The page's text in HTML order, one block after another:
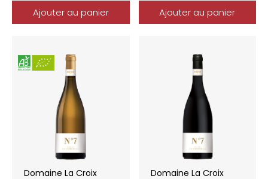
Ajouter au panier Ajouter au panier
Domaine La Croix
Domaine La Croix